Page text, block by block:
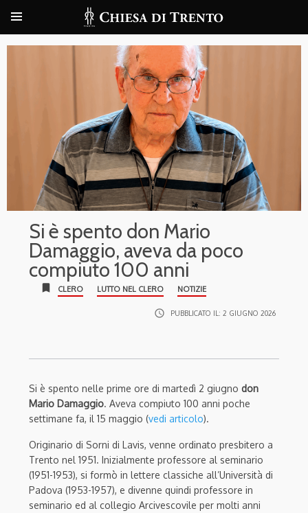
Si è spento don Mario
Damaggio, aveva da poco
compiuto 100 anni
bookmark CLERO LUTTO NEL CLERO NOTIZIE
access_time PUBBLICATO IL: 2 GIUGNO 2026
Si è spento nelle prime ore di martedì 2 giugno don
Mario Damaggio. Aveva compiuto 100 anni poche
settimane fa, il 15 maggio (vedi articolo).
Originario di Sorni di Lavis, venne ordinato presbitero a
Trento nel 1951. Inizialmente professore al seminario
(1951-1953), si formò in lettere classiche all’Università di
Padova (1953-1957), e divenne quindi professore in
seminario ed al collegio Arcivescovile per molti anni